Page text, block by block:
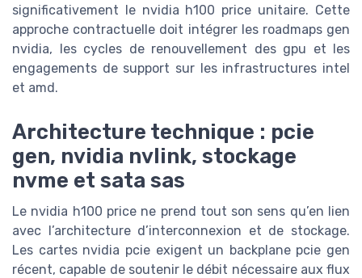
significativement le nvidia h100 price unitaire. Cette
approche contractuelle doit intégrer les roadmaps gen
nvidia, les cycles de renouvellement des gpu et les
engagements de support sur les infrastructures intel
et amd.
Architecture technique : pcie
gen, nvidia nvlink, stockage
nvme et sata sas
Le nvidia h100 price ne prend tout son sens qu’en lien
avec l’architecture d’interconnexion et de stockage.
Les cartes nvidia pcie exigent un backplane pcie gen
récent, capable de soutenir le débit nécessaire aux flux